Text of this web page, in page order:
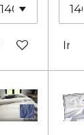
winkelwagen
In